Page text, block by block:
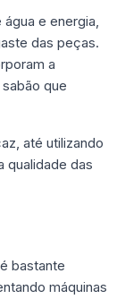
e energia,
das peças.
a
que
até utilizando
qualidade das
bastante
máquinas